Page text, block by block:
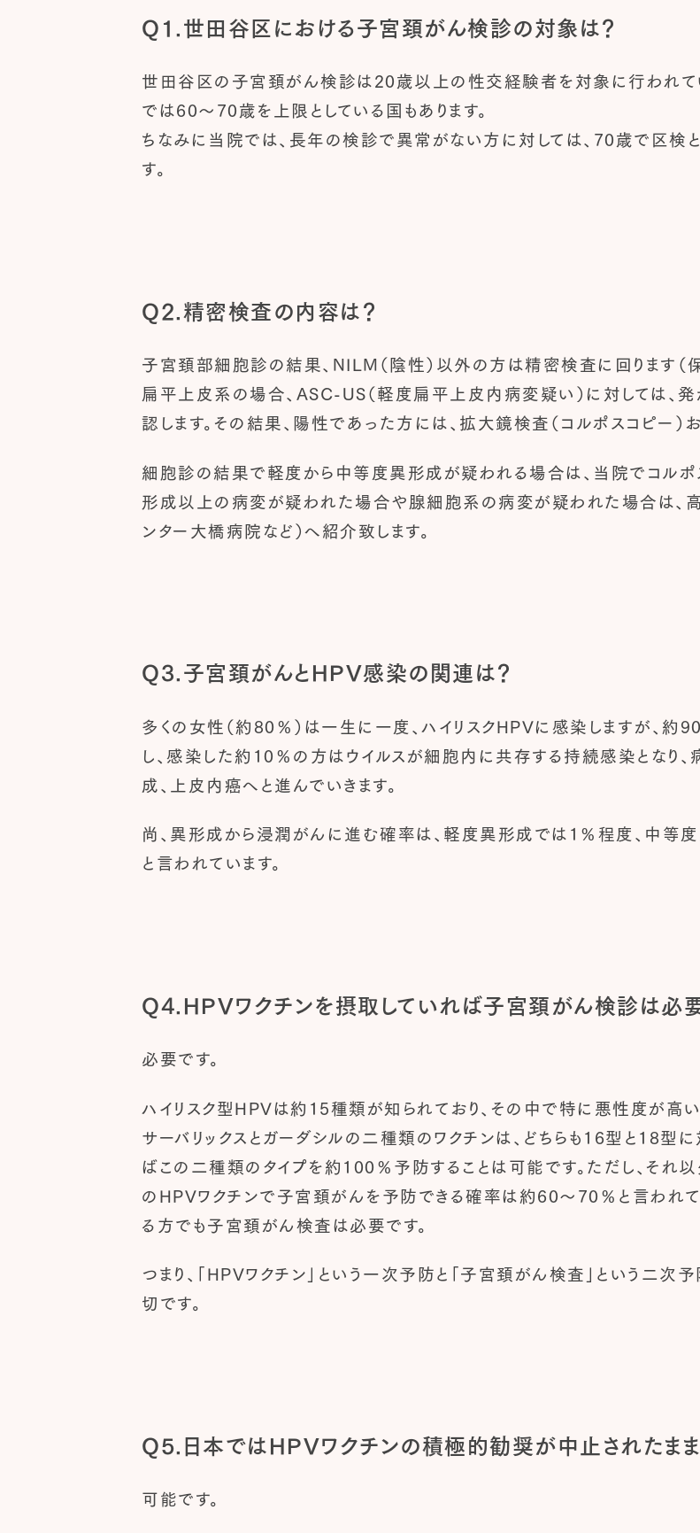
Q1.世田谷区における子宮頚がん検診の対象は？
世田谷区の子宮頚がん検診は20歳以上の性交経験者を対象に行われて
では60～70歳を上限としている国もあります。
ちなみに当院では、長年の検診で異常がない方に対しては、70歳で区検
す。
Q2.精密検査の内容は？
子宮頚部細胞診の結果、NILM（陰性）以外の方は精密検査に回ります（
扁平上皮系の場合、ASC-US（軽度扁平上皮内病変疑い）に対しては、
認します。その結果、陽性であった方には、拡大鏡検査（コルポスコピー）
細胞診の結果で軽度から中等度異形成が疑われる場合は、当院でコルポ
形成以上の病変が疑われた場合や腺細胞系の病変が疑われた場合は、
ンター大橋病院など）へ紹介致します。
Q3.子宮頚がんとHPV感染の関連は？
多くの女性（約80％）は一生に一度、ハイリスクHPVに感染しますが、約
し、感染した約10％の方はウイルスが細胞内に共存する持続感染となり
成、上皮内癌へと進んでいきます。
尚、異形成から浸潤がんに進む確率は、軽度異形成では1％程度、中
と言われています。
Q4.HPVワクチンを摂取していれば子宮頚がん検診は必要
必要です。
ハイリスク型HPVは約15種類が知られており、その中で特に悪性度が高
サーバリックスとガーダシルの二種類のワクチンは、どちらも16型と18型
ばこの二種類のタイプを約100％予防することは可能です。ただし、それ
のHPVワクチンで子宮頚がんを予防できる確率は約60～70％と言われて
る方でも子宮頚がん検査は必要です。
つまり、「HPVワクチン」という一次予防と「子宮頚がん検査」という二
切です。
Q5.日本ではHPVワクチンの積極的勧奨が中止されたま
可能です。